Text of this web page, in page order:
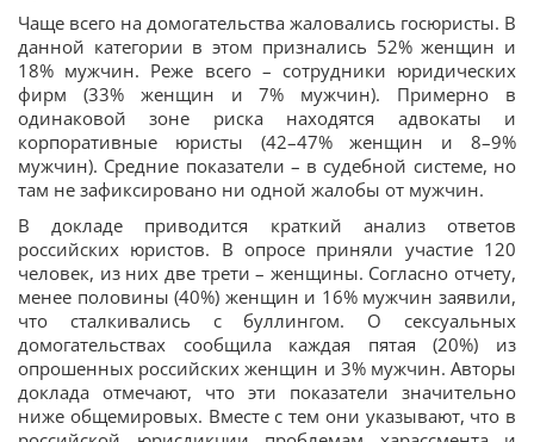
Чаще всего на домогательства жаловались госюристы. В
данной категории в этом признались 52% женщин и
18% мужчин. Реже всего – сотрудники юридических
фирм (33% женщин и 7% мужчин). Примерно в
одинаковой зоне риска находятся адвокаты и
корпоративные юристы (42–47% женщин и 8–9%
мужчин). Средние показатели – в судебной системе, но
там не зафиксировано ни одной жалобы от мужчин.
В докладе приводится краткий анализ ответов
российских юристов. В опросе приняли участие 120
человек, из них две трети – женщины. Согласно отчету,
менее половины (40%) женщин и 16% мужчин заявили,
что сталкивались с буллингом. О сексуальных
домогательствах сообщила каждая пятая (20%) из
опрошенных российских женщин и 3% мужчин. Авторы
доклада отмечают, что эти показатели значительно
ниже общемировых. Вместе с тем они указывают, что в